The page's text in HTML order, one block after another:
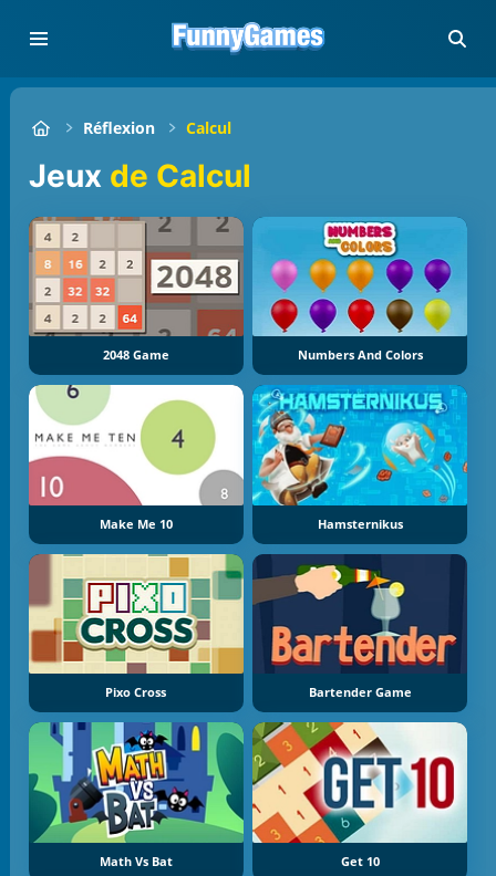
Réflexion Calcul
Jeux de Calcul
2048 Game Numbers And Colors
Make Me 10 Hamsternikus
Pixo Cross Bartender Game
Math Vs Bat Get 10